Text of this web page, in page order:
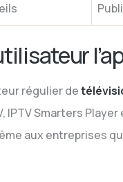
régulier de
Smarters
aux entreprises